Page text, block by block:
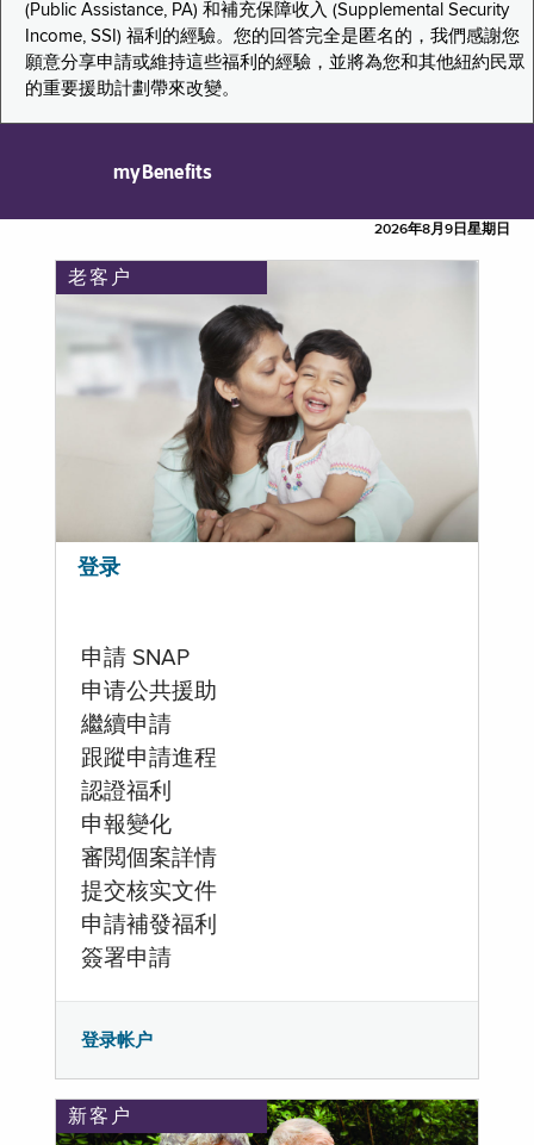
(Public Assistance, PA) 和補充保障收入 (Supplemental Security
Income, SSI) 福利的經驗。您的回答完全是匿名的，我們感謝您
願意分享申請或維持這些福利的經驗，並將為您和其他紐約民眾
的重要援助計劃帶來改變。
myBenefits
2026年8月9日星期日
老客户
登录
申請 SNAP
申请公共援助
繼續申請
跟蹤申請進程
認證福利
申報變化
審閲個案詳情
提交核实文件
申請補發福利
簽署申請
登录帐户
新客户